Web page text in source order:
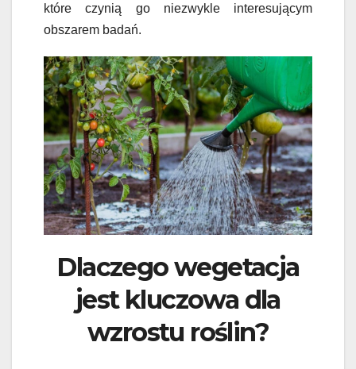
które czynią go niezwykle interesującym
obszarem badań.
Dlaczego wegetacja
jest kluczowa dla
wzrostu roślin?